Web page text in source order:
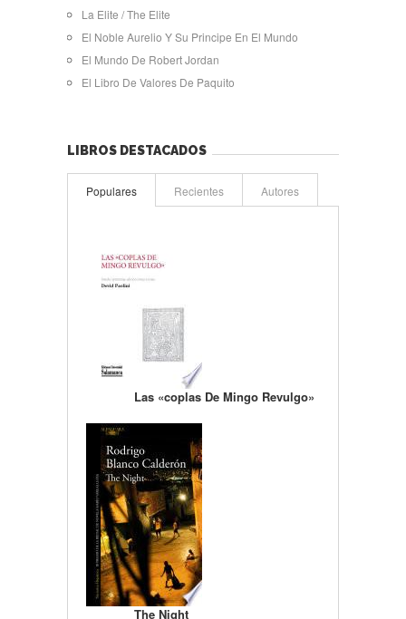
La Elite / The Elite
El Noble Aurelio Y Su Principe En El Mundo
El Mundo De Robert Jordan
El Libro De Valores De Paquito
LIBROS DESTACADOS
Populares Recientes Autores
Las «coplas De Mingo Revulgo»
The Night